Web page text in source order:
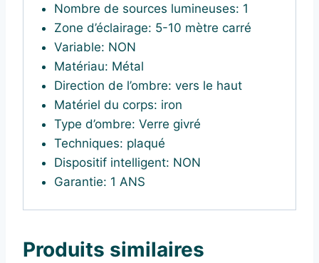
Nombre de sources lumineuses: 1
Zone d’éclairage: 5-10 mètre carré
Variable: NON
Matériau: Métal
Direction de l’ombre: vers le haut
Matériel du corps: iron
Type d’ombre: Verre givré
Techniques: plaqué
Dispositif intelligent: NON
Garantie: 1 ANS
Produits similaires